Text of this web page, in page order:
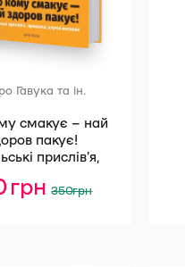
смакує – най
пакує!
прислів’я,
вислови350грн
Оригінальна
ціна:
грнПоточна
ціна:
Гавука та ін.